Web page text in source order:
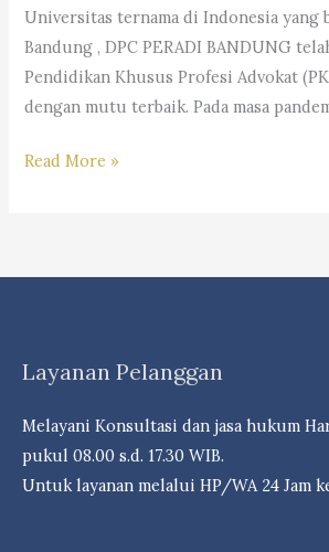
Universitas ternama di Indonesia yang
Bandung , DPC PERADI BANDUNG
Pendidikan Khusus Profesi Advokat
dengan mutu terbaik. Pada masa
KABAR
PENDIDIKAN
ADVOKAT
ANGKATAN
IX
TAHUN
Read More »
Layanan Pelanggan
Melayani Konsultasi dan jasa hukum
pukul 08.00 s.d. 17.30 WIB.
Untuk layanan melalui HP/WA 24 Jam